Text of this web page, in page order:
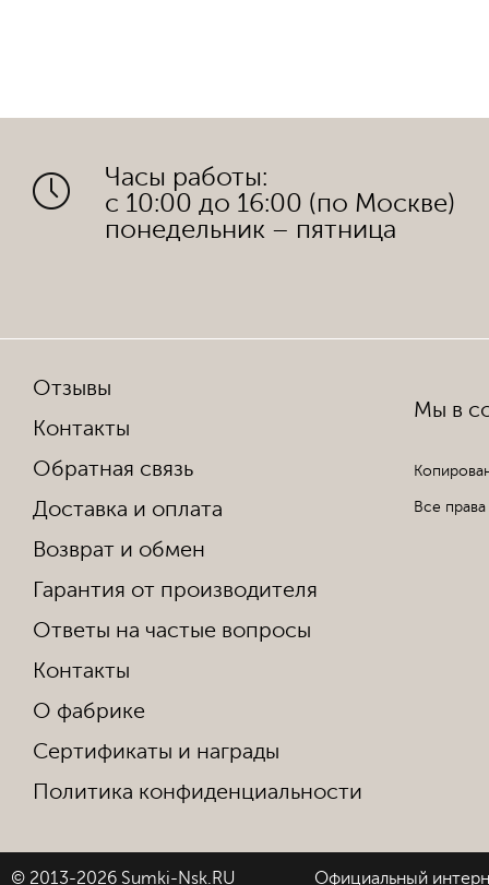
Часы работы:
с 10:00 до 16:00 (по Москве)
понедельник – пятница
Отзывы
Контакты
Обратная связь
Доставка и оплата
Возврат и обмен
Гарантия от производителя
Ответы на частые вопросы
Контакты
О фабрике
Сертификаты и награды
Политика конфиденциальности
Мы в
Все
© 2013-2026 Sumki-Nsk.RU Официальный